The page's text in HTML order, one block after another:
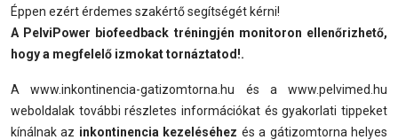
Éppen ezért érdemes szakértő segítségét kérni!
A PelviPower biofeedback tréningjén monitoron ellenőrizhető,
hogy a megfelelő izmokat tornáztatod!.
A www.inkontinencia-gatizomtorna.hu és a www.pelvimed.hu
weboldalak további részletes információkat és gyakorlati tippeket
kínálnak az inkontinencia kezeléséhez és a gátizomtorna helyes